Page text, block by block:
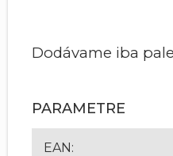
Dodávame iba
PARAMETRE
EAN: